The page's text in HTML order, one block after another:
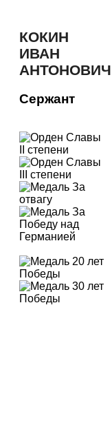
КОКИН
ИВАН
АНТОНОВИЧ
Сержант